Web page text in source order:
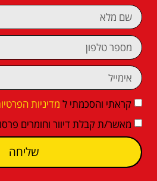
קראתי והסכמתי ל מדיניות
מאשר/ת קבלת דיוור וחומרים
שליחה